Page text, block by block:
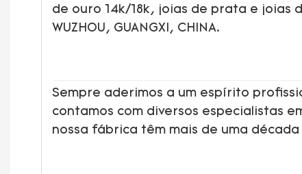
de ouro 14k/18k, joias de prata e joias
WUZHOU, GUANGXI, CHINA.
Sempre aderimos a um espírito
contamos com diversos especialistas
nossa fábrica têm mais de uma